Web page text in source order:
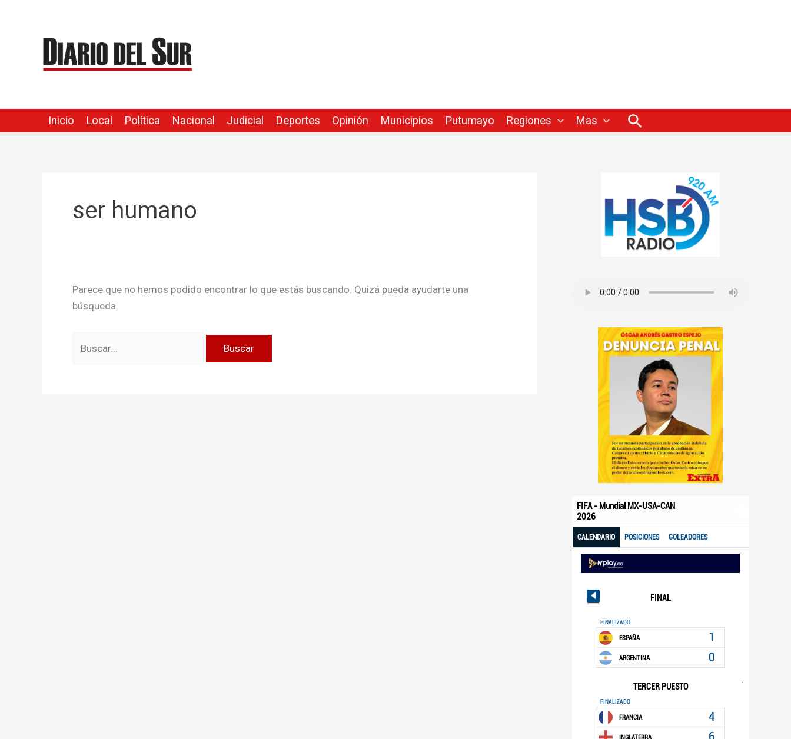
contenido
Inicio Local Política Nacional Judicial Deportes Opinión Municipios Putumayo Regiones Mas Buscar
ser humano
Parece que no hemos podido encontrar lo que estás buscando. Quizá pueda ayudarte una
búsqueda.